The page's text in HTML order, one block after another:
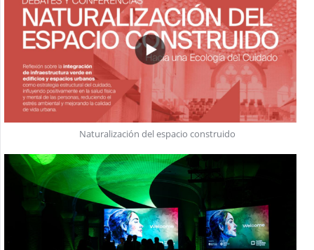
Naturalización del espacio construido